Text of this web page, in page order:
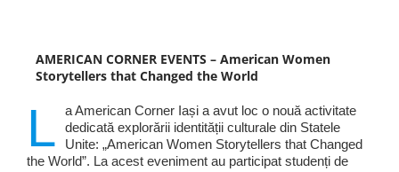
AMERICAN CORNER EVENTS – American Women
Storytellers that Changed the World
L
a American Corner Iași a avut loc o nouă activitate
dedicată explorării identității culturale din Statele
Unite: „American Women Storytellers that Changed
the World”. La acest eveniment au participat studenți de